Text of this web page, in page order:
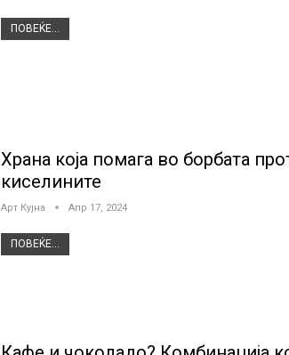
ПОВЕЌЕ...
Храна која помага во борбата
киселините
Арт Кујна Апр 17, 2024
ПОВЕЌЕ...